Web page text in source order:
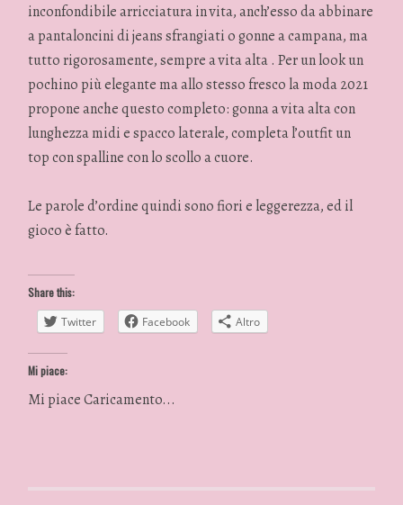
inconfondibile arricciatura in vita, anch’esso da abbinare
a pantaloncini di jeans sfrangiati o gonne a campana, ma
tutto rigorosamente, sempre a vita alta . Per un look un
pochino più elegante ma allo stesso fresco la moda 2021
propone anche questo completo: gonna a vita alta con
lunghezza midi e spacco laterale, completa l’outfit un
top con spalline con lo scollo a cuore.
Le parole d’ordine quindi sono fiori e leggerezza, ed il
gioco è fatto.
Share this:
Twitter
Facebook Altro
Mi piace:
Mi piaceCaricamento...